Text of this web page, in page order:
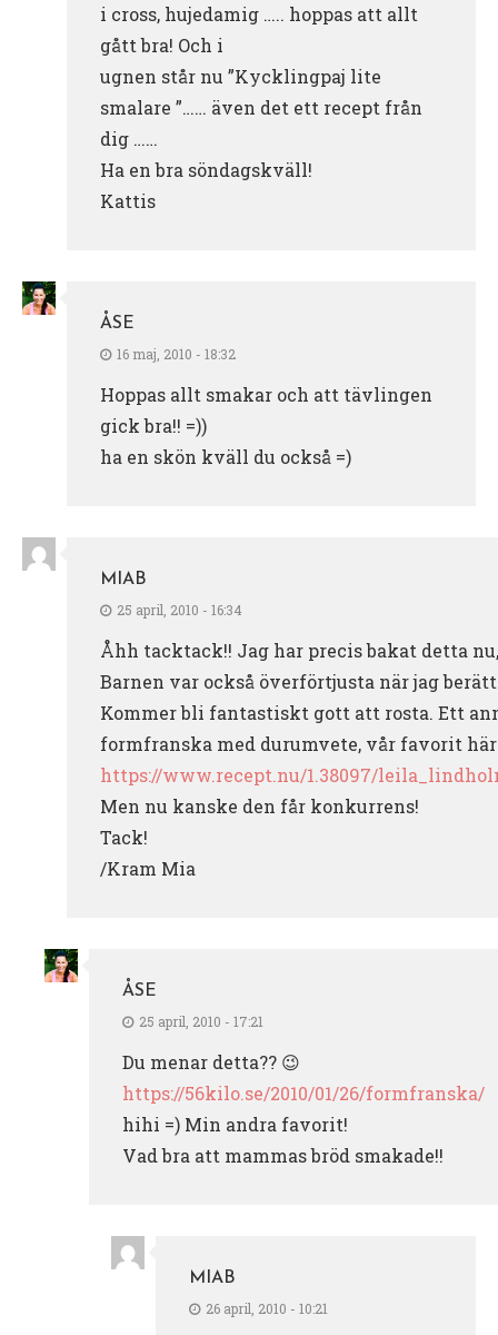
i cross, hujedamig ….. hoppas att allt
gått bra! Och i
ugnen står nu ”Kycklingpaj lite
smalare ”…… även det ett recept från
dig ……
Ha en bra söndagskväll!
Kattis
ÅSE
16 maj, 2010 - 18:32
Hoppas allt smakar och att tävlingen
gick bra!! =))
ha en skön kväll du också =)
MIAB
25 april, 2010 - 16:34
Åhh tacktack!! Jag har precis bakat detta
Barnen var också överförtjusta när jag
Kommer bli fantastiskt gott att rosta. Ett
formfranska med durumvete, vår favorit
https://www.recept.nu/1.38097/
Men nu kanske den får konkurrens!
Tack!
/Kram Mia
ÅSE
25 april, 2010 - 17:21
Du menar detta?? 😉
https://56kilo.se/2010/01/26/formfranska/
hihi =) Min andra favorit!
Vad bra att mammas bröd smakade!!
MIAB
26 april, 2010 - 10:21